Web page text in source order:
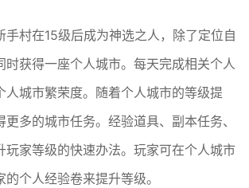
手村在15级后成为神选之人，除了定位自
时获得一座个人城市。每天完成相关个人
人城市繁荣度。随着个人城市的等级提
多的城市任务。经验道具、副本任务、
玩家等级的快速办法。玩家可在个人城市
个人经验卷来提升等级。